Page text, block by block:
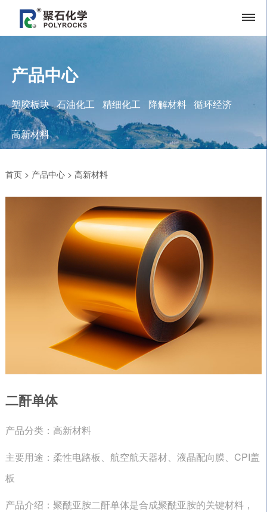
产品中心
塑胶板块 石油化工 精细化工 降解材料 循环经济
高新材料
首页> 产品中心> 高新材料
二酐单体
产品分类：高新材料
主要用途：柔性电路板、航空航天器材、液晶配向膜、CPI盖
板
产品介绍：聚酰亚胺二酐单体是合成聚酰亚胺的关键材料，